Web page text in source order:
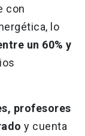
con
lo
un 60% y
profesores
y cuenta